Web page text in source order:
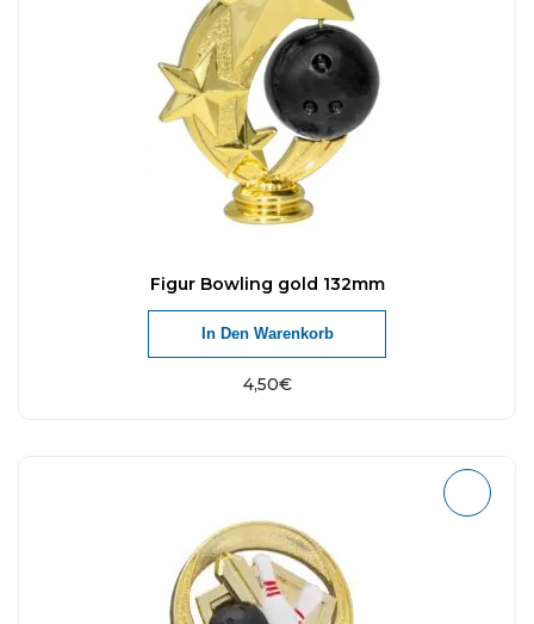
Figur Bowling gold 132mm
4,50€
In Den Warenkorb